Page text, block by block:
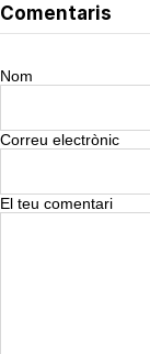
Comentaris
Nom
Correu electrònic
El teu comentari